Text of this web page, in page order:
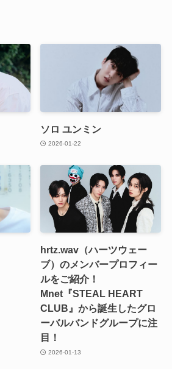
ソロ ユンミン
2026-01-22
hrtz.wav（ハーツウェー
ブ）のメンバープロフィー
ルをご紹介！
Mnet『STEAL HEART
CLUB』から誕生したグロ
ーバルバンドグループに注
目！
2026-01-13